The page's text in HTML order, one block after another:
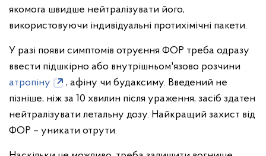
якомога швидше нейтралізувати його,
використовуючи індивідуальні протихімічні пакети.
У разі появи симптомів отруєння ФОР треба одразу
ввести підшкірно або внутрішньом'язово розчини
атропіну
, афіну чи будаксиму. Введений не
пізніше, ніж за 10 хвилин після ураження, засіб здатен
нейтралізувати летальну дозу. Найкращий захист від
ФОР – уникати отрути.